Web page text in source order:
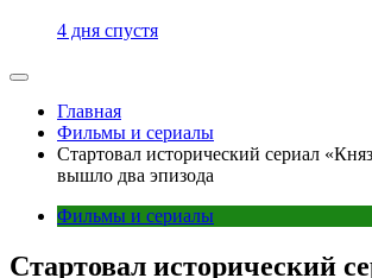
4 дня спустя
Главная
Фильмы и сериалы
Стартовал исторический сериал
вышло два эпизода
Фильмы и сериалы
Стартовал исторический